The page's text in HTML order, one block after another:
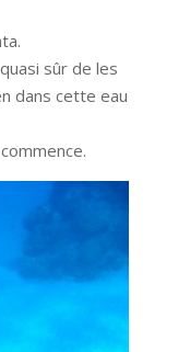
sûr de les
dans cette eau